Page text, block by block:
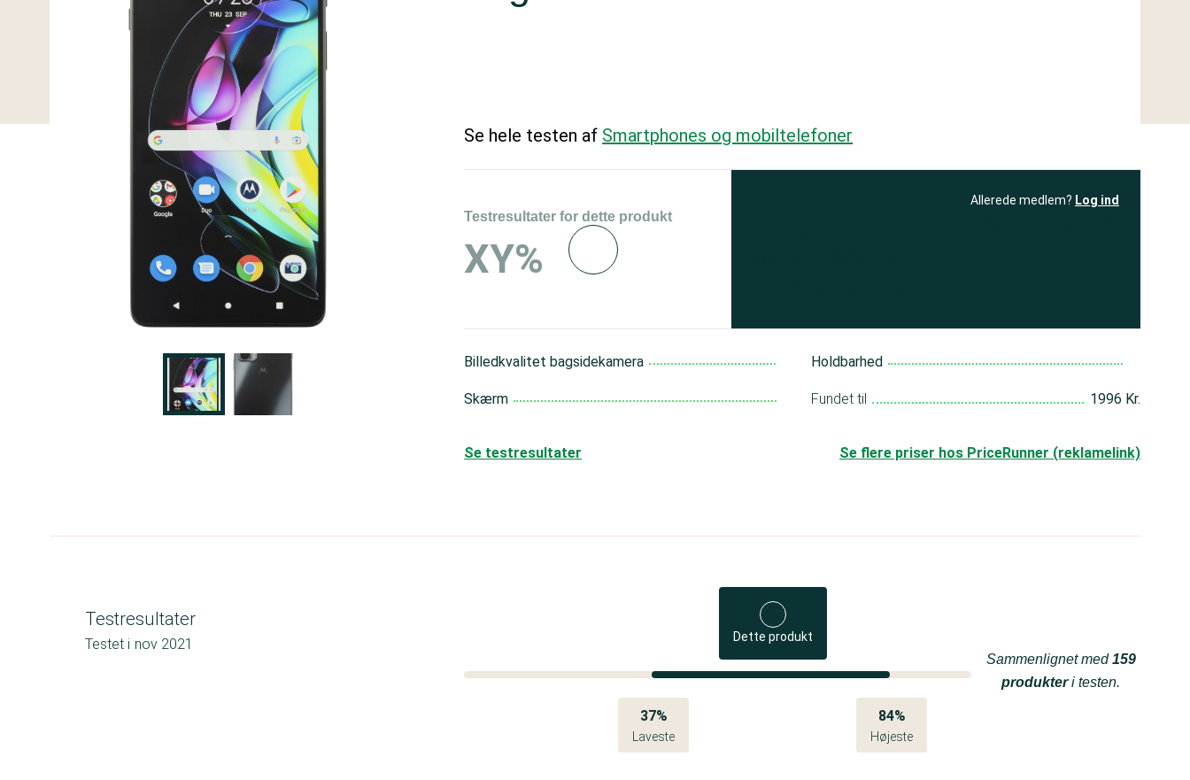
Se hele testen af Smartphones og mobiltelefoner
Testresultater for dette produkt
XY%
Allerede medlem? Log ind
Billedkvalitet bagsidekamera
Skærm
Holdbarhed
Fundet til 1996 Kr.
Se flere priser hos PriceRunner (reklamelink)
Se testresultater
Testresultater
Testet i nov 2021 Dette produkt
37%
Laveste
84%
Højeste
Sammenlignet med159
produkteri testen.